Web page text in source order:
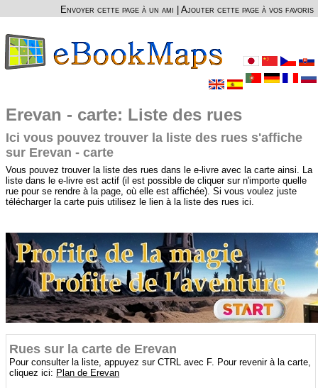
Envoyer cette page à un ami Ajouter cette page à vos favoris
Erevan - carte: Liste des rues
Ici vous pouvez trouver la liste des rues s'affiche
sur Erevan - carte
Vous pouvez trouver la liste des rues dans le e-livre avec la carte ainsi. La
liste dans le e-livre est actif (il est possible de cliquer sur n'importe quelle
rue pour se rendre à la page, où elle est affichée). Si vous voulez juste
télécharger la carte puis utilisez le lien à la liste des rues ici.
Rues sur la carte de Erevan
Pour consulter la liste, appuyez sur CTRL avec F. Pour revenir à la carte,
cliquez ici: Plan de Erevan